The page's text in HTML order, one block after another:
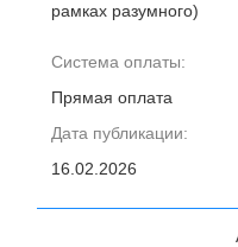
рамках разумного)
Система оплаты:
Прямая оплата
Дата публикации:
16.02.2026